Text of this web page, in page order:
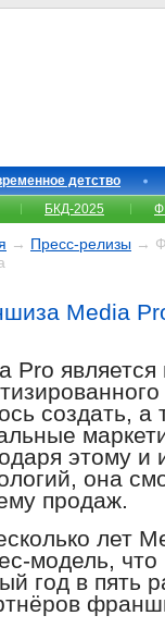
детство
БКД-2025
→ Пресс-релизы →
Media
Pro
создать, а
этому и
она
продаж.
лет
модель,
год в пять